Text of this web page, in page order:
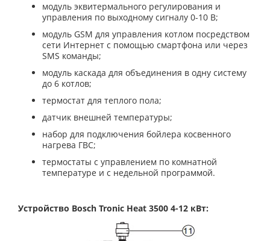
модуль эквитермального регулирования и
управления по выходному сигналу 0-10 В;
модуль GSM для управления котлом посредством
сети Интернет с помощью смартфона или через
SMS команды;
модуль каскада для объединения в одну систему
до 6 котлов;
термостат для теплого пола;
датчик внешней температуры;
набор для подключения бойлера косвенного
нагрева ГВС;
термостаты с управлением по комнатной
температуре и с недельной программой.
Устройство Bosch Tronic Heat 3500 4-12 кВт: